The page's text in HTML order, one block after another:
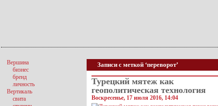
Записи с меткой ‘переворот’
Турецкий мятеж как
геополитическая технология
Воскресенье, 17 июля 2016, 14:04
Вершина
бизнес
бренд
личность
Вертикаль
свита